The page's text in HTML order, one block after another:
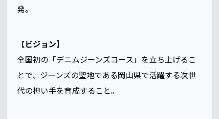
発。
【ビジョン】
全国初の「デニムジーンズコース」を立ち上げるこ
とで、ジーンズの聖地である岡山県で活躍する次世
代の担い手を育成すること。